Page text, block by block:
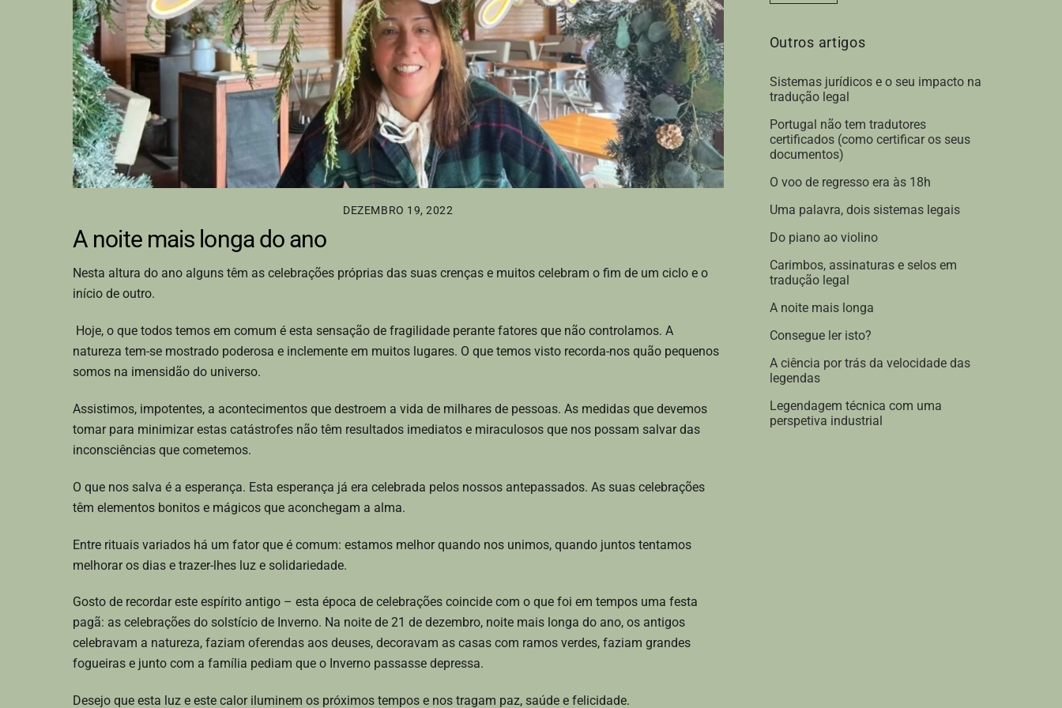
DEZEMBRO 19, 2022
A noite mais longa do ano
Nesta altura do ano alguns têm as celebrações próprias das suas crenças e muitos celebram o fim de um ciclo e o
início de outro.
Hoje, o que todos temos em comum é esta sensação de fragilidade perante fatores que não controlamos. A
natureza tem-se mostrado poderosa e inclemente em muitos lugares. O que temos visto recorda-nos quão pequenos
somos na imensidão do universo.
Assistimos, impotentes, a acontecimentos que destroem a vida de milhares de pessoas. As medidas que devemos
tomar para minimizar estas catástrofes não têm resultados imediatos e miraculosos que nos possam salvar das
inconsciências que cometemos.
O que nos salva é a esperança. Esta esperança já era celebrada pelos nossos antepassados. As suas celebrações
têm elementos bonitos e mágicos que aconchegam a alma.
Entre rituais variados há um fator que é comum: estamos melhor quando nos unimos, quando juntos tentamos
melhorar os dias e trazer-lhes luz e solidariedade.
Gosto de recordar este espírito antigo – esta época de celebrações coincide com o que foi em tempos uma festa
pagã: as celebrações do solstício de Inverno. Na noite de 21 de dezembro, noite mais longa do ano, os antigos
celebravam a natureza, faziam oferendas aos deuses, decoravam as casas com ramos verdes, faziam grandes
fogueiras e junto com a família pediam que o Inverno passasse depressa.
Desejo que esta luz e este calor iluminem os próximos tempos e nos tragam paz, saúde e felicidade.
Outros artigos
Sistemas jurídicos e o seu impacto na
tradução legal
Portugal não tem tradutores
certificados (como certificar os seus
documentos)
O voo de regresso era às 18h
Uma palavra, dois sistemas legais
Do piano ao violino
Carimbos, assinaturas e selos em
tradução legal
A noite mais longa
Consegue ler isto?
A ciência por trás da velocidade das
legendas
Legendagem técnica com uma
perspetiva industrial